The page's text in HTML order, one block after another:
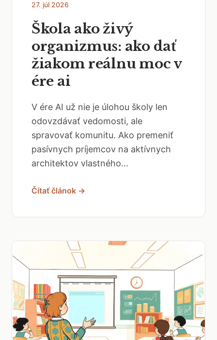
27. júl 2026
Škola ako živý
organizmus: ako dať
žiakom reálnu moc v
ére ai
V ére AI už nie je úlohou školy len
odovzdávať vedomosti, ale
spravovať komunitu. Ako premeniť
pasívnych príjemcov na aktívnych
architektov vlastného...
Čítať článok →